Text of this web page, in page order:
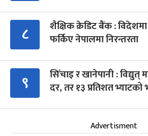
८
शैक्षिक क्रेडिट बैंक :
फर्किए नेपालमा निरन्तरता
९
सिँचाइ र खानेपानी :
दर, तर १३ प्रतिशत भ्याटको
Advertisment